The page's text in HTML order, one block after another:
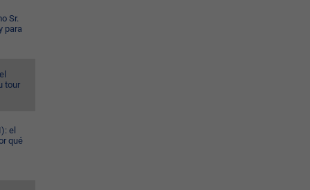
Sr.
para
tour
el
qué